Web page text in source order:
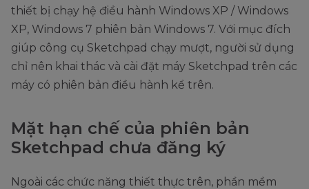
thiết bị chạy hệ điều hành Windows XP / Windows
XP, Windows 7 phiên bản Windows 7. Với mục đích
giúp công cụ Sketchpad chạy mượt, người sử dụng
chỉ nên khai thác và cài đặt máy Sketchpad trên các
máy có phiên bản điều hành kể trên.
Mặt hạn chế của phiên bản
Sketchpad chưa đăng ký
Ngoài các chức năng thiết thực trên, phần mềm